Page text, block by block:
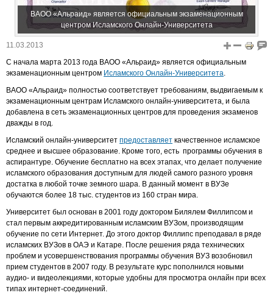
ВАОО «Альраид» является официальным экзаменационным
центром Исламского Онлайн-Университета
11.03.2013
С начала марта 2013 года ВАОО «Альраид» является официальным
экзаменационным центром Исламского Онлайн-Университета.
ВАОО «Альраид» полностью соответствует требованиям, выдвигаемым к
экзаменационным центрам Исламского онлайн-университета, и была
добавлена в сеть экзаменационных центров для проведения экзаменов
дважды в год.
Исламский онлайн-университет предоставляет качественное исламское
среднее и высшее образование. Кроме того, есть программы обучения в
аспирантуре. Обучение бесплатно на всех этапах, что делает получение
исламского образования доступным для людей самого разного уровня
достатка в любой точке земного шара. В данный момент в ВУЗе
обучаются более 18 тыс. студентов из 160 стран мира.
Университет был основан в 2001 году доктором Билялем Филлипсом и
стал первым аккредитированным исламским ВУЗом, производящим
обучение по сети Интернет. До этого доктор Филлипс преподавал в ряде
исламских ВУЗов в ОАЭ и Катаре. После решения ряда технических
проблем и усовершенствования программы обучения ВУЗ возобновил
прием студентов в 2007 году. В результате курс пополнился новыми
аудио- и видеолекциями, которые удобны для просмотра онлайн при всех
типах интернет-соединений.